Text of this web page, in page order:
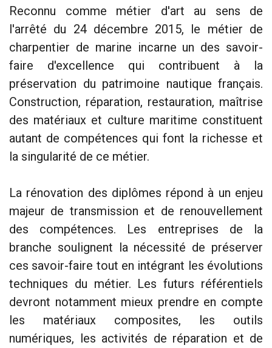
Reconnu comme métier d'art au sens de
l'arrêté du 24 décembre 2015, le métier de
charpentier de marine incarne un des savoir-
faire d'excellence qui contribuent à la
préservation du patrimoine nautique français.
Construction, réparation, restauration, maîtrise
des matériaux et culture maritime constituent
autant de compétences qui font la richesse et
la singularité de ce métier.
La rénovation des diplômes répond à un enjeu
majeur de transmission et de renouvellement
des compétences. Les entreprises de la
branche soulignent la nécessité de préserver
ces savoir-faire tout en intégrant les évolutions
techniques du métier. Les futurs référentiels
devront notamment mieux prendre en compte
les matériaux composites, les outils
numériques, les activités de réparation et de